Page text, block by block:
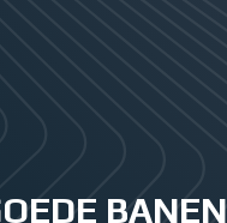
BANEN